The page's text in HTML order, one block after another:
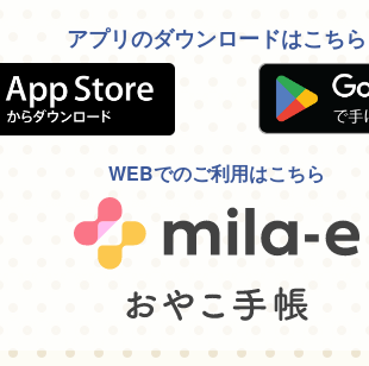
アプリのダウンロードはこちら
WEBでのご利用はこちら